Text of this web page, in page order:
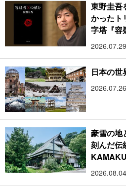
東野圭吾
かったト
字塔『容
2026.07.29
日本の世
2026.07.26
豪雪の地
刻んだ伝
2026.08.04